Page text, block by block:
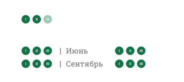
| Июнь
| Сентябрь